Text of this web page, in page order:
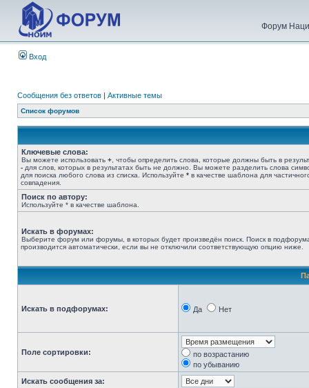
Форум
Вход
Сообщения без ответов | Активные темы
Список форумов
Ключевые слова:
Вы можете использовать + , чтобы определить слова, которые должны быть в
- для слов, которых в результатах быть не должно. Вы можете разделить слова
для поиска любого слова из списка. Используйте * в качестве шаблона для
совпадения.
Поиск по автору:
Используйте * в качестве шаблона.
Искать в форумах:
Выберите форум или форумы, в которых будет произведён поиск. Поиск в
производится автоматически, если вы не отключили соответствующую опцию ниже.
Искать в подфорумах: Да Нет
Поле сортировки:
по возрастанию
по убыванию
Искать сообщения за: